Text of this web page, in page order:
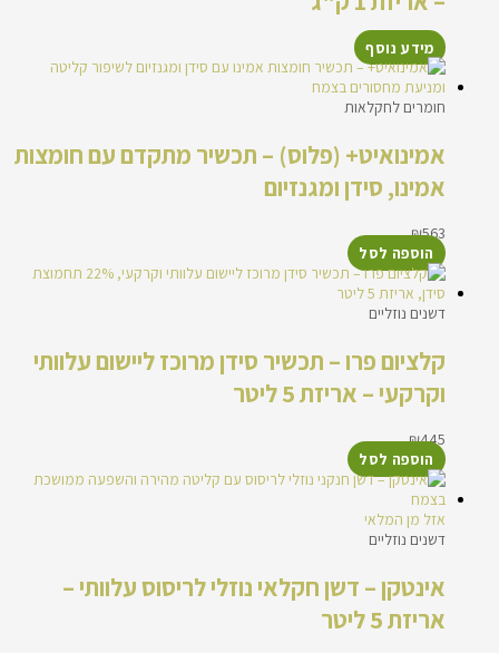
מידע נוסף
חומרים לחקלאות
אמינואיט+ (פלוס) – תכשיר מתקדם עם חומצות
אמינו, סידן ומגנזיום
₪563
הוספה לסל
דשנים נוזליים
קלציום פרו – תכשיר סידן מרוכז ליישום עלוותי
וקרקעי – אריזת 5 ליטר
₪445
הוספה לסל
אזל מן המלאי
דשנים נוזליים
אינטקן – דשן חקלאי נוזלי לריסוס עלוותי –
אריזת 5 ליטר